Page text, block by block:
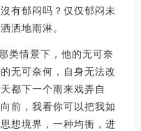
有郁闷吗？仅仅郁闷未
洒地雨淋。
类情景下，他的无可奈
无可奈何，自身无法改
都下一个雨来戏弄自
前，我看你可以把我如
想境界，一种均衡，进